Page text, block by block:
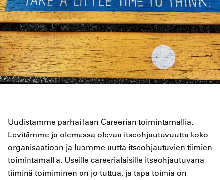
Uudistamme parhaillaan Careerian toimintamallia.
Levitämme jo olemassa olevaa itseohjautuvuutta koko
organisaatioon ja luomme uutta itseohjautuvien tiimien
toimintamallia. Useille careerialaisille itseohjautuvana
tiiminä toimiminen on jo tuttua, ja tapa toimia on